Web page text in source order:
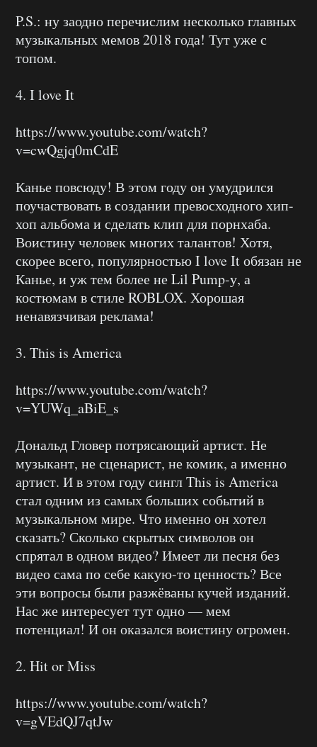
P.S.: ну заодно перечислим несколько главных
музыкальных мемов 2018 года! Тут уже с
топом.
4. I love It
https://www.youtube.com/watch?
v=cwQgjq0mCdE
Канье повсюду! В этом году он умудрился
поучаствовать в создании превосходного хип-
хоп альбома и сделать клип для порнхаба.
Воистину человек многих талантов! Хотя,
скорее всего, популярностью I love It обязан не
Канье, и уж тем более не Lil Pump-у, а
костюмам в стиле ROBLOX. Хорошая
ненавязчивая реклама!
3. This is America
https://www.youtube.com/watch?
v=YUWq_aBiE_s
Дональд Гловер потрясающий артист. Не
музыкант, не сценарист, не комик, а именно
артист. И в этом году сингл This is America
стал одним из самых больших событий в
музыкальном мире. Что именно он хотел
сказать? Сколько скрытых символов он
спрятал в одном видео? Имеет ли песня без
видео сама по себе какую-то ценность? Все
эти вопросы были разжёваны кучей изданий.
Нас же интересует тут одно — мем
потенциал! И он оказался воистину огромен.
2. Hit or Miss
https://www.youtube.com/watch?
v=gVEdQJ7qtJw